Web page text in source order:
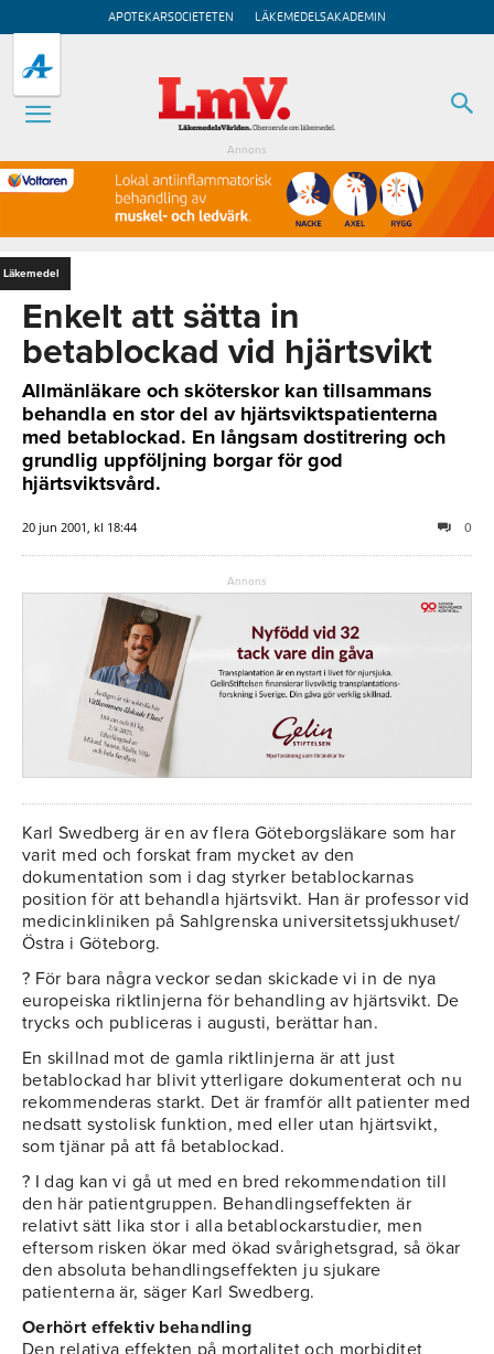
APOTEKARSOCIETETEN LÄKEMEDELSAKADEMIN
Annons
Läkemedel
Enkelt att sätta in
betablockad vid hjärtsvikt
Allmänläkare och sköterskor kan tillsammans
behandla en stor del av hjärtsviktspatienterna
med betablockad. En långsam dostitrering och
grundlig uppföljning borgar för god
hjärtsviktsvård.
20 jun 2001, kl 18:44 0
Annons
Karl Swedberg är en av flera Göteborgsläkare som har
varit med och forskat fram mycket av den
dokumentation som i dag styrker betablockarnas
position för att behandla hjärtsvikt. Han är professor vid
medicinkliniken på Sahlgrenska universitetssjukhuset/
Östra i Göteborg.
? För bara några veckor sedan skickade vi in de nya
europeiska riktlinjerna för behandling av hjärtsvikt. De
trycks och publiceras i augusti, berättar han.
En skillnad mot de gamla riktlinjerna är att just
betablockad har blivit ytterligare dokumenterat och nu
rekommenderas starkt. Det är framför allt patienter med
nedsatt systolisk funktion, med eller utan hjärtsvikt,
som tjänar på att få betablockad.
? I dag kan vi gå ut med en bred rekommendation till
den här patientgruppen. Behandlingseffekten är
relativt sätt lika stor i alla betablockarstudier, men
eftersom risken ökar med ökad svårighetsgrad, så ökar
den absoluta behandlingseffekten ju sjukare
patienterna är, säger Karl Swedberg.
Oerhört effektiv behandling